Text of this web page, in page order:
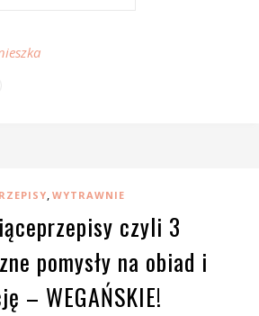
, WYTRAWNIE
czyli 3
pomysły na obiad i
– WEGAŃSKIE!